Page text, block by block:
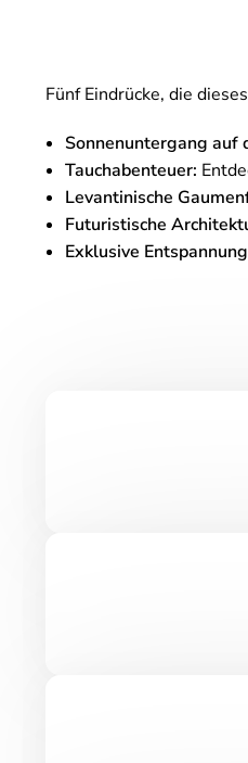
Fünf Eindrücke, die
Sonnenuntergang auf
Tauchabenteuer:
Levantinische
Futuristische
Exklusive